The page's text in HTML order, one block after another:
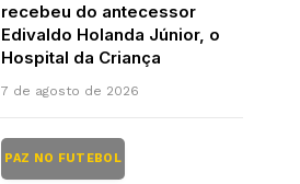
recebeu do antecessor
Edivaldo Holanda Júnior, o
Hospital da Criança
7 de agosto de 2026
PAZ NO FUTEBOL